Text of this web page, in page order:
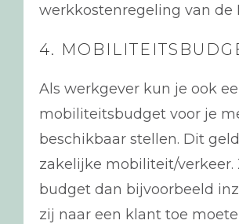
werkkostenregeling van de
4.
Als werkgever kun je ook
mobiliteitsbudget voor je
beschikbaar stellen. Dit
zakelijke mobiliteit/
budget dan bijvoorbeeld
zij naar een klant toe